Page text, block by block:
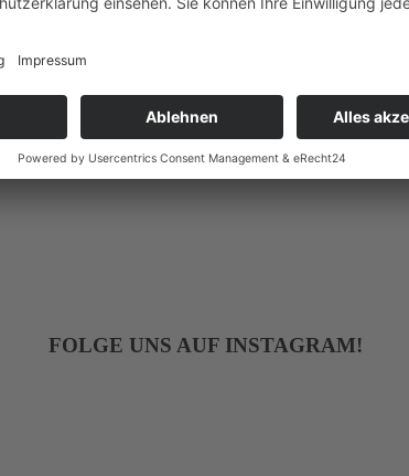
&eRecht24
FOLGE UNS AUF INSTAGRAM!